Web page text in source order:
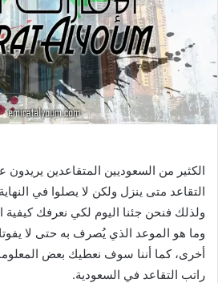
الكثير من السعوديين المتقاعدين
التقاعد متى ينزل ولكن لا يصلوا في
ولذلك فنحن جئنا اليوم لكي نعرفك كيفية
وما هو الموعد الذي يُصرف به حتى لا
أخرى، كما أننا سوف نعطيك بعض
راتب التقاعد في السعودية.